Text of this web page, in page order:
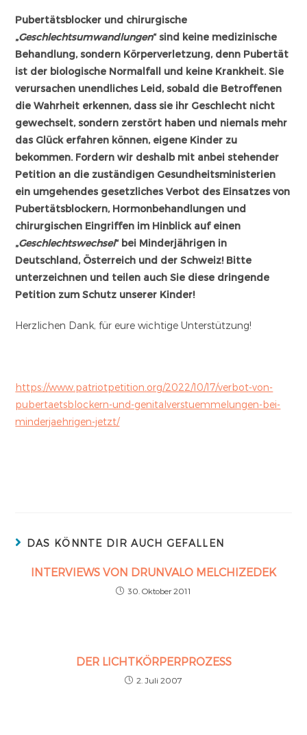
Pubertätsblocker und chirurgische
„Geschlechtsumwandlungen“ sind keine medizinische
Behandlung, sondern Körperverletzung, denn Pubertät
ist der biologische Normalfall und keine Krankheit. Sie
verursachen unendliches Leid, sobald die Betroffenen
die Wahrheit erkennen, dass sie ihr Geschlecht nicht
gewechselt, sondern zerstört haben und niemals mehr
das Glück erfahren können, eigene Kinder zu
bekommen. Fordern wir deshalb mit anbei stehender
Petition an die zuständigen Gesundheitsministerien
ein umgehendes gesetzliches Verbot des Einsatzes von
Pubertätsblockern, Hormonbehandlungen und
chirurgischen Eingriffen im Hinblick auf einen
„Geschlechtswechsel“ bei Minderjährigen in
Deutschland, Österreich und der Schweiz! Bitte
unterzeichnen und teilen auch Sie diese dringende
Petition zum Schutz unserer Kinder!
Herzlichen Dank, für eure wichtige Unterstützung!
https://www.patriotpetition.org/2022/10/17/verbot-von-
pubertaetsblockern-und-genitalverstuemmelungen-bei-
minderjaehrigen-jetzt/
DAS KÖNNTE DIR AUCH GEFALLEN
INTERVIEWS VON DRUNVALO MELCHIZEDEK
30. Oktober 2011
DER LICHTKÖRPERPROZESS
2. Juli 2007